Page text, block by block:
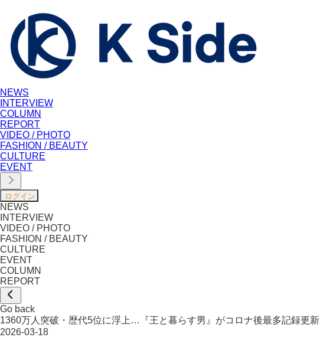
NEWS
INTERVIEW
COLUMN
REPORT
VIDEO / PHOTO
FASHION / BEAUTY
CULTURE
EVENT
NEWS
INTERVIEW
VIDEO / PHOTO
FASHION / BEAUTY
CULTURE
EVENT
COLUMN
REPORT
Go back
1360万人突破・歴代5位に浮上…『王と暮らす男』がコロナ後最多記録更新
2026-03-18